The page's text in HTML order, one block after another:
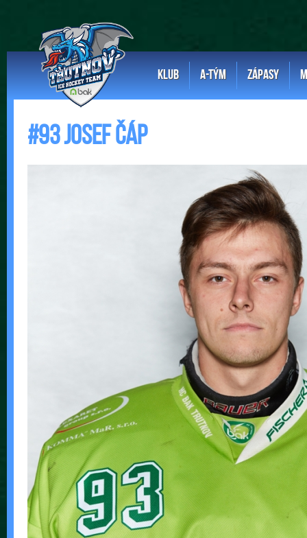
KLUB A-TÝM ZÁPASY
#93 Josef Čáp